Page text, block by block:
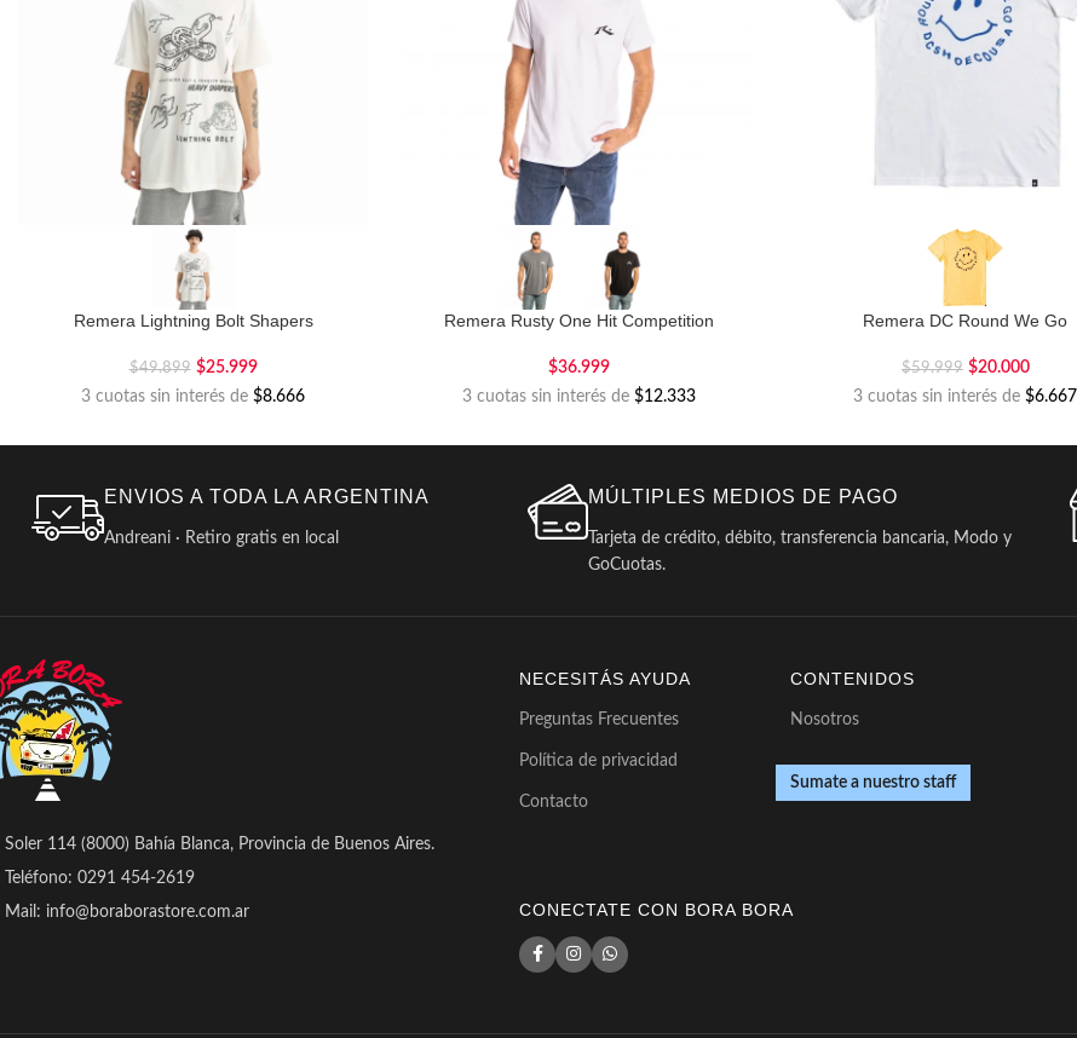
Remera Lightning Bolt Shapers
$49.899 $25.999
3 cuotas sin interés de$8.666
Remera Rusty One Hit Competition
$36.999
3 cuotas sin interés de$12.333
Remera DC Round We Go
$59.999 $20.000
3 cuotas sin interés de$6.667
ENVIOS A TODA LA ARGENTINA
Andreani · Retiro gratis en local
MÚLTIPLES MEDIOS DE PAGO
Tarjeta de crédito, débito, transferencia bancaria, Modo y
GoCuotas.
Soler 114 (8000) Bahía Blanca, Provincia de Buenos Aires.
Teléfono: 0291 454-2619
Mail: info@boraborastore.com.ar
NECESITÁS AYUDA
Preguntas Frecuentes
Política de privacidad
Contacto
CONTENIDOS
Nosotros
Sumate a nuestro staff
CONECTATE CON BORA BORA